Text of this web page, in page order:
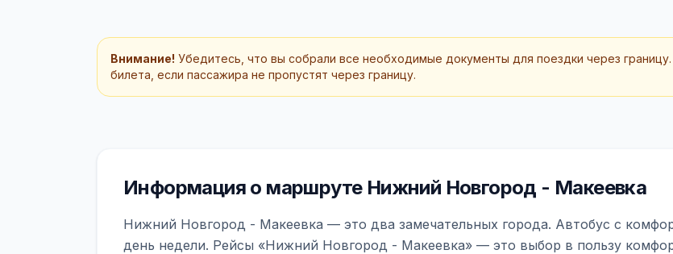
Внимание! Убедитесь, что вы собрали все необходимые документы для поездки через
билета, если пассажира не пропустят через границу.
Информация о маршруте Нижний Новгород - Макеевка
Нижний Новгород - Макеевка — это два замечательных города. Автобус с
день недели. Рейсы «Нижний Новгород - Макеевка» — это выбор в пользу